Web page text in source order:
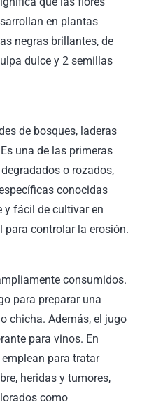
en plantas
negras brillantes, de
dulce y 2 semillas
de bosques, laderas
una de las primeras
o rozados,
conocidas
y fácil de cultivar en
controlar la erosión.
consumidos.
para preparar una
chicha. Además, el jugo
para vinos. En
para tratar
heridas y tumores,
como